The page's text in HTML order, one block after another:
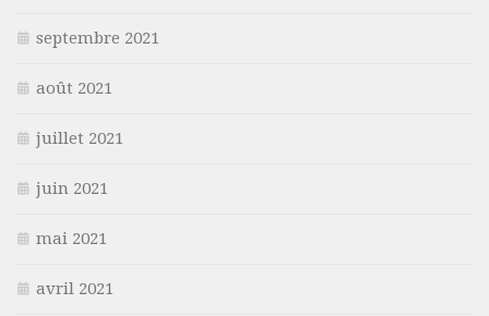
septembre 2021
août 2021
juillet 2021
juin 2021
mai 2021
avril 2021